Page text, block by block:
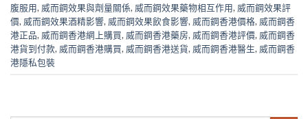
腹服用, 威而鋼效果與劑量關係, 威而鋼效果藥物相互作用, 威而鋼效果評
價, 威而鋼效果酒精影響, 威而鋼效果飲食影響, 威而鋼香港價格, 威而鋼香
港正品, 威而鋼香港網上購買, 威而鋼香港藥房, 威而鋼香港評價, 威而鋼香
港貨到付款, 威而鋼香港購買, 威而鋼香港送貨, 威而鋼香港醫生, 威而鋼香
港隱私包裝